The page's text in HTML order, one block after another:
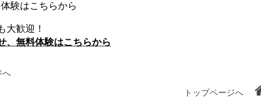
験はこちらから
大歓迎！
、無料体験はこちらから
へ
トップページへ